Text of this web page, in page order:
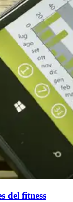
del fitness